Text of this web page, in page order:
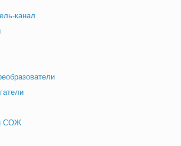
канал
СОЖ